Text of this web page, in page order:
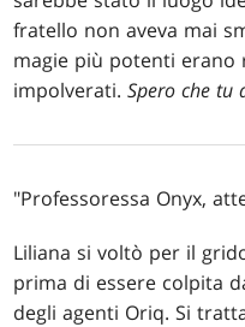
fratello non aveva mai
magie più potenti erano
impolverati.Spero che tu
"Professoressa Onyx,
Liliana si voltò per il
prima di essere colpita
degli agenti Oriq. Si